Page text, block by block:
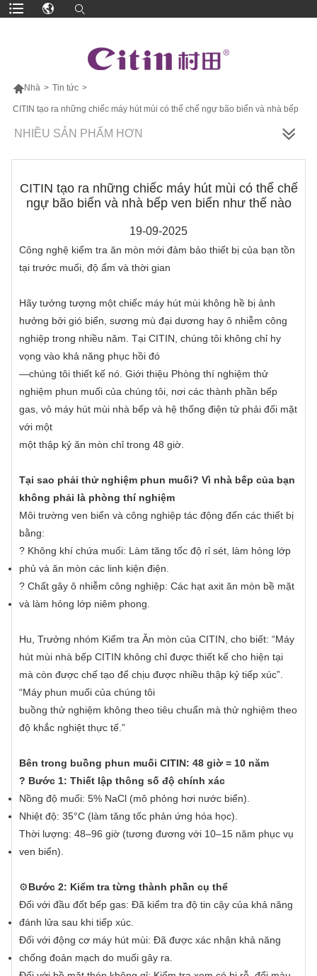
Nhà > Tin tức >
CITIN tạo ra những chiếc máy hút mùi có thể chế ngự bão biển và nhà bếp
ven biển như thế nào
NHIỀU SẢN PHẨM HƠN
CITIN tạo ra những chiếc máy hút mùi có thể chế
ngự bão biển và nhà bếp ven biển như thế nào
19-09-2025
Công nghệ kiểm tra ăn mòn mới đảm bảo thiết bị của bạn tồn
tại trước muối, độ ẩm và thời gian
Hãy tưởng tượng một chiếc máy hút mùi không hề bị ảnh
hưởng bởi gió biển, sương mù đại dương hay ô nhiễm công
nghiệp trong nhiều năm. Tại CITIN, chúng tôi không chỉ hy
vọng vào khả năng phục hồi đó
—chúng tôi thiết kế nó. Giới thiệu Phòng thí nghiệm thử
nghiệm phun muối của chúng tôi, nơi các thành phần bếp
gas, vỏ máy hút mùi nhà bếp và hệ thống điện tử phải đối mặt
với một
một thập kỷ ăn mòn chỉ trong 48 giờ.
Tại sao phải thử nghiệm phun muối? Vì nhà bếp của bạn
không phải là phòng thí nghiệm
Môi trường ven biển và công nghiệp tác động đến các thiết bị
bằng:
? Không khí chứa muối: Làm tăng tốc độ rỉ sét, làm hỏng lớp
phủ và ăn mòn các linh kiện điện.
? Chất gây ô nhiễm công nghiệp: Các hạt axit ăn mòn bề mặt
và làm hỏng lớp niêm phong.
Hu, Trưởng nhóm Kiểm tra Ăn mòn của CITIN, cho biết: “Máy
hút mùi nhà bếp CITIN không chỉ được thiết kế cho hiện tại
mà còn được chế tạo để chịu được nhiều thập kỷ tiếp xúc”.
“Máy phun muối của chúng tôi
buồng thử nghiệm không theo tiêu chuẩn mà thử nghiệm theo
độ khắc nghiệt thực tế.”
Bên trong buồng phun muối CITIN: 48 giờ = 10 năm
? Bước 1: Thiết lập thông số độ chính xác
Nồng độ muối: 5% NaCl (mô phỏng hơi nước biển).
Nhiệt độ: 35°C (làm tăng tốc phản ứng hóa học).
Thời lượng: 48–96 giờ (tương đương với 10–15 năm phục vụ
ven biển).
⚙️Bước 2: Kiểm tra từng thành phần cụ thể
Đối với đầu đốt bếp gas: Đã kiểm tra độ tin cậy của khả năng
đánh lửa sau khi tiếp xúc.
Đối với động cơ máy hút mùi: Đã được xác nhận khả năng
chống đoản mạch do muối gây ra.